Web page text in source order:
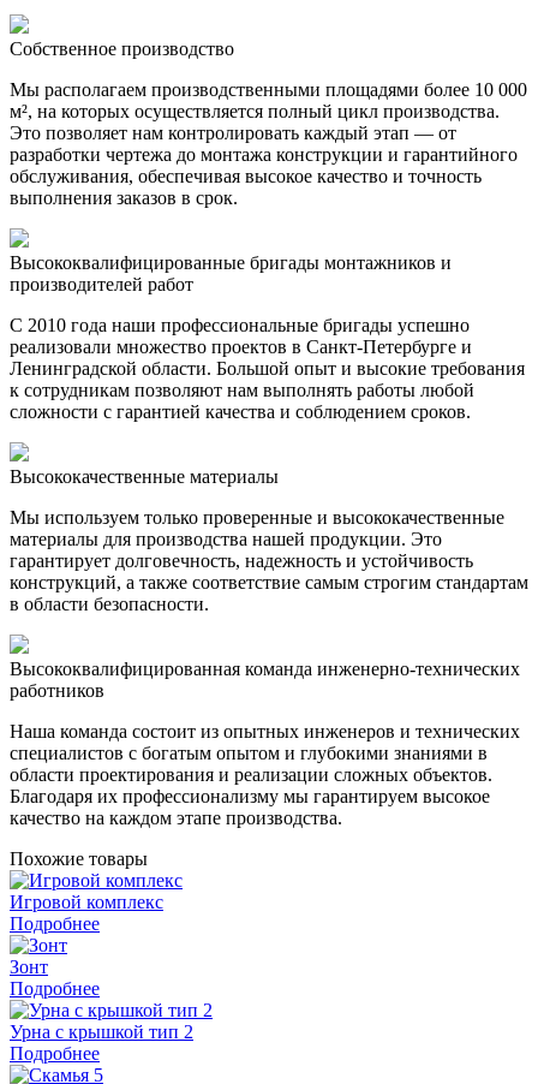
Собственное производство
Мы располагаем производственными площадями более 10 000
м², на которых осуществляется полный цикл производства.
Это позволяет нам контролировать каждый этап — от
разработки чертежа до монтажа конструкции и гарантийного
обслуживания, обеспечивая высокое качество и точность
выполнения заказов в срок.
Высококвалифицированные бригады монтажников и
производителей работ
С 2010 года наши профессиональные бригады успешно
реализовали множество проектов в Санкт-Петербурге и
Ленинградской области. Большой опыт и высокие требования
к сотрудникам позволяют нам выполнять работы любой
сложности с гарантией качества и соблюдением сроков.
Высококачественные материалы
Мы используем только проверенные и высококачественные
материалы для производства нашей продукции. Это
гарантирует долговечность, надежность и устойчивость
конструкций, а также соответствие самым строгим стандартам
в области безопасности.
Высококвалифицированная команда инженерно-технических
работников
Наша команда состоит из опытных инженеров и технических
специалистов с богатым опытом и глубокими знаниями в
области проектирования и реализации сложных объектов.
Благодаря их профессионализму мы гарантируем высокое
качество на каждом этапе производства.
Похожие товары
Игровой комплекс
Подробнее
Зонт
Подробнее
Урна с крышкой тип 2
Подробнее